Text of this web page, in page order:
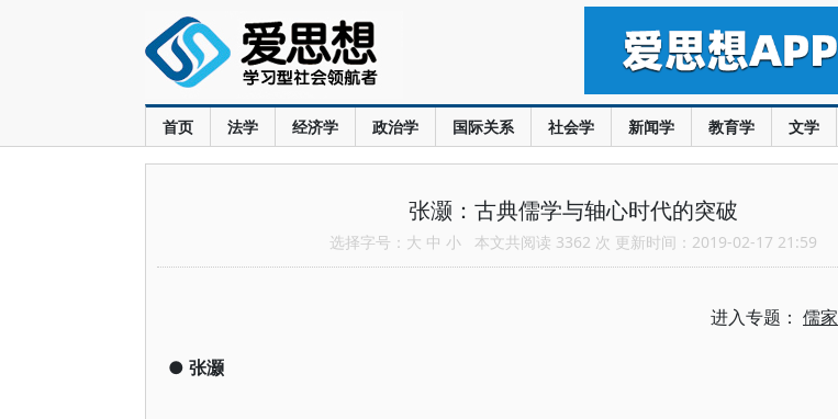
首页 法学 经济学 政治学 国际关系 社会学 新闻学 教育学 文学
张灏：古典儒学与轴心时代的突破
选择字号： 大 中 小 本文共阅读 3362 次 更新时间：2019-02-17 21:59
进入专题： 儒家
● 张灏